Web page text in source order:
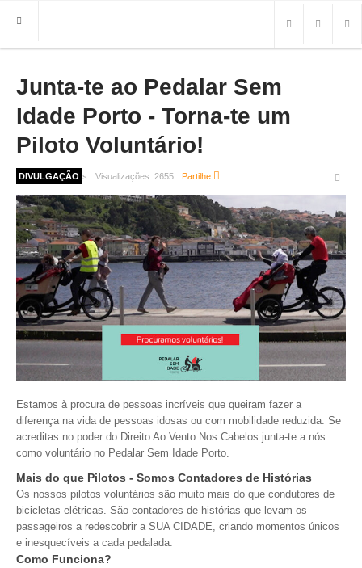
HOME
FREGUESIA
INFO
HISTÓRIA
MAPA
ROTEIRO TURÍSTICO
TRANSPORTES
CONTACTOS ÚTEIS
IMPRENSA
BRASÃO
AUTARQUIA
CONSTITUIÇÃO
PRESIDENTE
EXECUTIVO E PELOUROS
ASSEMBLEIA DE FREGUESIA
GRAVAÇÕES DAS REUNIÕES PÚBLICAS DO EXECUTIVO
Junta-te ao Pedalar Sem
Idade Porto - Torna-te um
Piloto Voluntário!
DIVULGAÇÃO
1 ano 1 mês atrás Visualizações: 2655 Partilhe
Estamos à procura de pessoas incríveis que queiram fazer a
diferença na vida de pessoas idosas ou com mobilidade reduzida. Se
acreditas no poder do Direito Ao Vento Nos Cabelos junta-te a nós
como voluntário no Pedalar Sem Idade Porto.
Mais do que Pilotos - Somos Contadores de Histórias
Os nossos pilotos voluntários são muito mais do que condutores de
bicicletas elétricas. São contadores de histórias que levam os
passageiros a redescobrir a SUA CIDADE, criando momentos únicos
e inesquecíveis a cada pedalada.
Como Funciona?